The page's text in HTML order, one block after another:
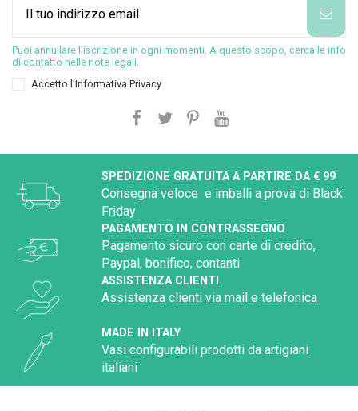
Puoi annullare l'iscrizione in ogni momenti. A questo scopo, cerca le info
di contatto nelle note legali.
Accetto l'Informativa Privacy
SPEDIZIONE GRATUITA A PARTIRE DA € 99
Consegna veloce e imballi a prova di Black
Friday
PAGAMENTO IN CONTRASSEGNO
Pagamento sicuro con carte di credito,
Paypal, bonifico, contanti
ASSISTENZA CLIENTI
Assistenza clienti via mail e telefonica
MADE IN ITALY
Vasi configurabili prodotti da artigiani
italiani